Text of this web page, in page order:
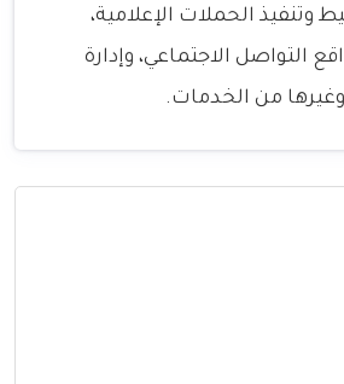
وتنفيذ الحملات الإعلامية،
التواصل الاجتماعي، وإدارة
وغيرها من الخدمات.